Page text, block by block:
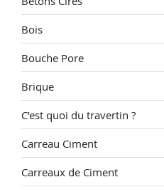
Bois
Bouche Pore
Brique
C’est quoi du travertin ?
Carreau Ciment
Carreaux de Ciment